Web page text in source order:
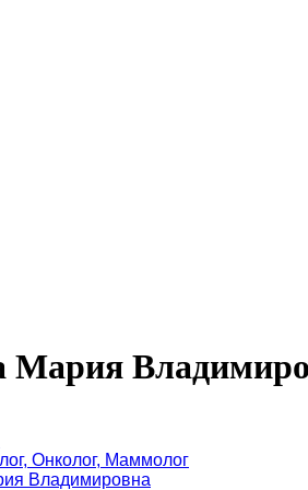
Мария
Онколог, Маммолог
Владимировна